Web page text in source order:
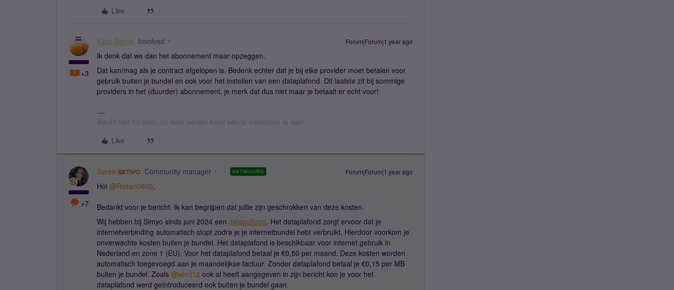
Like
+3
Kaas Berrie Involved Forum|Forum|1 year ago
Ik denk dat we dan het abonnement maar opzeggen.
Dat kan/mag als je contract afgelopen is. Bedenk echter dat je bij elke provider moet betalen voor
gebruik buiten je bundel en ook voor het instellen van een dataplafond. Dit laatste zit bij sommige
providers in het (duurder) abonnement, je merk dat dus niet maar je betaalt er echt voor!
Wacht niet tot later, als later eerder komt ben je misschien te laat!
Like
+7
Seren Community manager ANTWOORD Forum|Forum|1 year ago
Hoi @Rosan0805,
Bedankt voor je bericht. Ik kan begrijpen dat jullie zijn geschrokken van deze kosten.
Wij hebben bij Simyo sinds juni 2024 een datapalfond. Het dataplafond zorgt ervoor dat je
internetverbinding automatisch stopt zodra je je internetbundel hebt verbruikt. Hierdoor voorkom je
onverwachte kosten buiten je bundel. Het dataplafond is beschikbaar voor internet gebruik in
Nederland en zone 1 (EU). Voor het dataplafond betaal je €0,50 per maand. Deze kosten worden
automatisch toegevoegd aan je maandelijkse factuur. Zonder dataplafond betaal je €0,15 per MB
buiten je bundel. Zoals @wimj12 ook al heeft aangegeven in zijn bericht kon je voor het
dataplafond werd geïntroduceerd ook buiten je bundel gaan.